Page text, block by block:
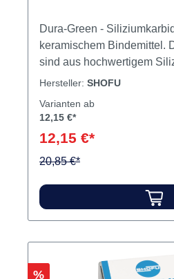
Dura-Green -
keramischem Bindemittel.
sind aus hochwertigem
hergestellt und
Finieren von Keramik,
zahntechnischen Bereich
Oberflächentextur der
durch das umfangreiche
Dura-Green Steine
Restaurationen aus allen
Füllungsmaterialien
Hersteller: SHOFU
Varianten ab
12,15 €*
12,15 €*
20,85 €*
Rabatt
%